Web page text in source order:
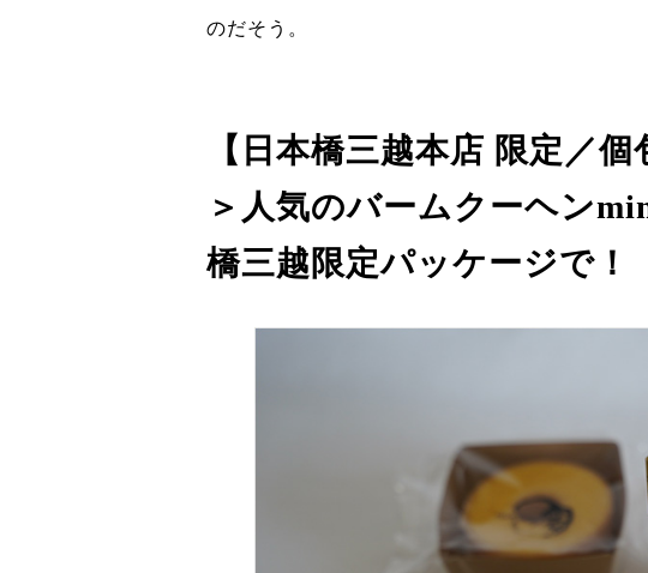
のだそう。
【日本橋三越本店 限定／
＞人気のバームクーヘン
橋三越限定パッケージで！